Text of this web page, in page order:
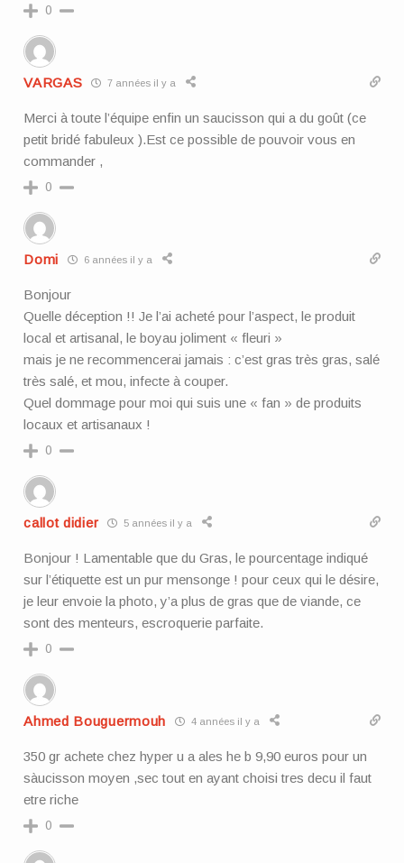
0
VARGAS 7 années il y a
Merci à toute l’équipe enfin un saucisson qui a du goût (ce
petit bridé fabuleux ).Est ce possible de pouvoir vous en
commander ,
0
Domi 6 années il y a
Bonjour
Quelle déception !! Je l’ai acheté pour l’aspect, le produit
local et artisanal, le boyau joliment « fleuri »
mais je ne recommencerai jamais : c’est gras très gras, salé
très salé, et mou, infecte à couper.
Quel dommage pour moi qui suis une « fan » de produits
locaux et artisanaux !
0
callot didier 5 années il y a
Bonjour ! Lamentable que du Gras, le pourcentage indiqué
sur l’étiquette est un pur mensonge ! pour ceux qui le désire,
je leur envoie la photo, y’a plus de gras que de viande, ce
sont des menteurs, escroquerie parfaite.
0
Ahmed Bouguermouh 4 années il y a
350 gr achete chez hyper u a ales he b 9,90 euros pour un
sàucisson moyen ,sec tout en ayant choisi tres decu il faut
etre riche
0